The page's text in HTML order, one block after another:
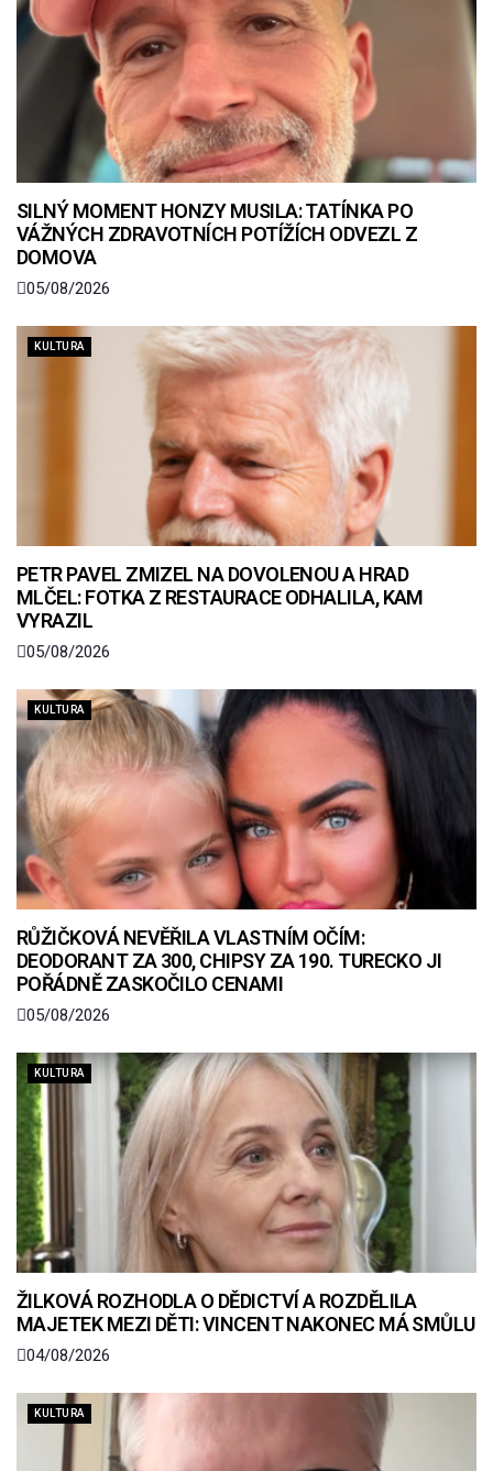
SILNÝ MOMENT HONZY MUSILA: TATÍNKA PO
VÁŽNÝCH ZDRAVOTNÍCH POTÍŽÍCH ODVEZL Z
DOMOVA
05/08/2026
KULTURA
PETR PAVEL ZMIZEL NA DOVOLENOU A HRAD
MLČEL: FOTKA Z RESTAURACE ODHALILA, KAM
VYRAZIL
05/08/2026
KULTURA
RŮŽIČKOVÁ NEVĚŘILA VLASTNÍM OČÍM:
DEODORANT ZA 300, CHIPSY ZA 190. TURECKO JI
POŘÁDNĚ ZASKOČILO CENAMI
05/08/2026
KULTURA
ŽILKOVÁ ROZHODLA O DĚDICTVÍ A ROZDĚLILA
MAJETEK MEZI DĚTI: VINCENT NAKONEC MÁ SMŮLU
04/08/2026
KULTURA